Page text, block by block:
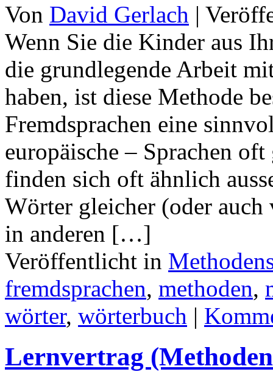
Von David Gerlach |
Wenn Sie die Kinder aus
die grundlegende Arbeit
haben, ist diese Methode
Fremdsprachen eine
europäische – Sprachen
finden sich oft ähnlich
Wörter gleicher (oder
in anderen […]
Veröffentlicht in
fremdsprachen, methoden,
wörter, wörterbuch |
Lernvertrag